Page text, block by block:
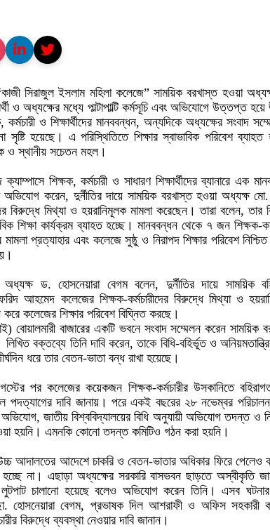
সিরাজুল ইসলাম মহিলা কলেজে” সাময়িক বরখাস্ত হওয়া
ও অধ্যক্ষের মধ্যে পাল্টাপাল্টি কর্মসূচি এবং অভিযোগে উত্তপ্ত হয়ে
ও শিক্ষার্থীদের মানববন্ধন, অন্যদিকে অধ্যক্ষের সংবাদ
হয়েছে। এ পরিস্থিতিতে শিক্ষার স্বাভাবিক পরিবেশ ব্যাহত
ও স্থানীয় সচেতন মহল।
শিক্ষক, কর্মচারী ও সাধারণ শিক্ষার্থীদের ব্যানারে এক
করেন, দুর্নীতির দায়ে সাময়িক বরখাস্ত হওয়া অধ্যক্ষ
বিরুদ্ধে মিথ্যা ও হয়রানিমূলক মামলা করেছেন। তারা বলেন, তার
শিক্ষা কার্যক্রম ব্যাহত হচ্ছে। মানববন্ধন থেকে ৭ জন শিক্ষক-
প্রত্যাহার এবং কলেজে সুষ্ঠু ও নিরাপদ শিক্ষার পরিবেশ
ড. হোসনেয়ারা বেগম বলেন, দুর্নীতির দায়ে সাময়িক
আহমেদ কলেজের শিক্ষক-কর্মচারীদের বিরুদ্ধে মিথ্যা ও
করে কলেজের শিক্ষার পরিবেশ বিঘ্নিত করছে।
বাজারের একটি ভবনে সংবাদ সম্মেলন করেন সাময়িক
বক্তব্যে তিনি দাবি করেন, তাকে বিধি-বহির্ভূত ও
ধরে তার বেতন-ভাতা বন্ধ রাখা হয়েছে।
পর কলেজের কয়েকজন শিক্ষক-কর্মচারীর উসকানিতে
পদত্যাগের দাবি জানায়। পরে একই বছরের ২৮ নভেম্বর
জাতীয় বিশ্ববিদ্যালয়ের বিধি অনুযায়ী অভিযোগ তদন্ত ও
হয়নি। এমনকি কোনো তদন্ত কমিটিও গঠন করা হয়নি।
আদালতের আদেশে চাকরি ও বেতন-ভাতার অধিকার ফিরে পেলেও
না। এছাড়া অধ্যক্ষের সরকারি বাসভবন ছাড়তে অস্বীকৃতি
চালানো হয়েছে বলেও অভিযোগ করেন তিনি। এসব
হোসনেয়ারা বেগম, প্রভাষক দিল আশরাফী ও অফিস সহকারী
বিরুদ্ধে ব্যবস্থা নেওয়ার দাবি জানান।